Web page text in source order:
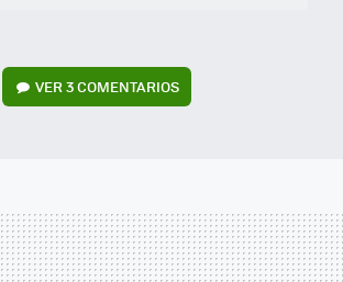
VER3 COMENTARIOS